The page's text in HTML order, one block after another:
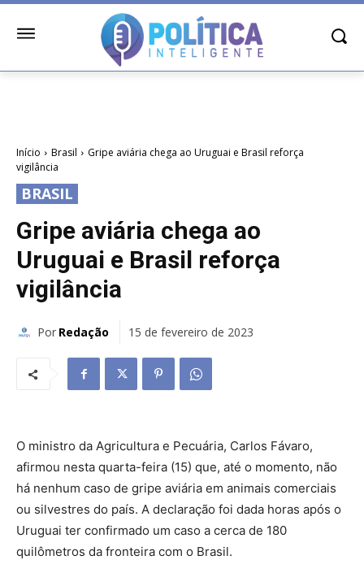
Início Brasil
Gripe aviária chega ao Uruguai e Brasil reforça
vigilância
BRASIL
Gripe aviária chega ao
Uruguai e Brasil reforça
vigilância
Por Redação 15 de fevereiro de 2023
O ministro da Agricultura e Pecuária, Carlos Fávaro,
afirmou nesta quarta-feira (15) que, até o momento, não
há nenhum caso de gripe aviária em animais comerciais
ou silvestres do país. A declaração foi dada horas após o
Uruguai ter confirmado um caso a cerca de 180
quilômetros da fronteira com o Brasil.